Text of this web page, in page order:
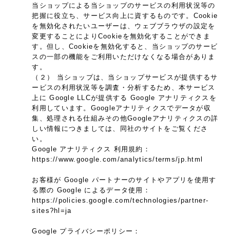
当ショップによる当ショップのサービスの利用状況等の
把握に役立ち、サービス向上に資するものです。Cookie
を無効化されたいユーザーは、ウェブブラウザの設定を
変更することによりCookieを無効化することができま
す。但し、Cookieを無効化すると、当ショップのサービ
スの一部の機能をご利用いただけなくなる場合がありま
す。
（２） 当ショップは、当ショップサービスが提供するサ
ービスの利用状況等を調査・分析するため、本サービス
上に Google LLCが提供する Google アナリティクスを
利用しています。Googleアナリティクスでデータが収
集、処理される仕組みその他Googleアナリティクスの詳
しい情報につきましては、同社のサイトをご覧くださ
い。
Google アナリティクス 利用規約：
https://www.google.com/analytics/terms/jp.html
お客様が Google パートナーのサイトやアプリを使用す
る際の Google によるデータ使用：
https://policies.google.com/technologies/partner-
sites?hl=ja
Google プライバシーポリシー：